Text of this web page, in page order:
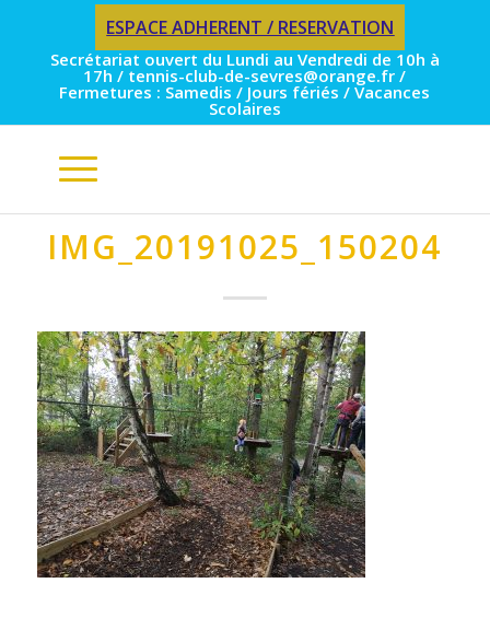
ESPACE ADHERENT / RESERVATION
Secrétariat ouvert du Lundi au Vendredi de 10h à
17h / tennis-club-de-sevres@orange.fr /
Fermetures : Samedis / Jours fériés / Vacances
Scolaires
IMG_20191025_150204